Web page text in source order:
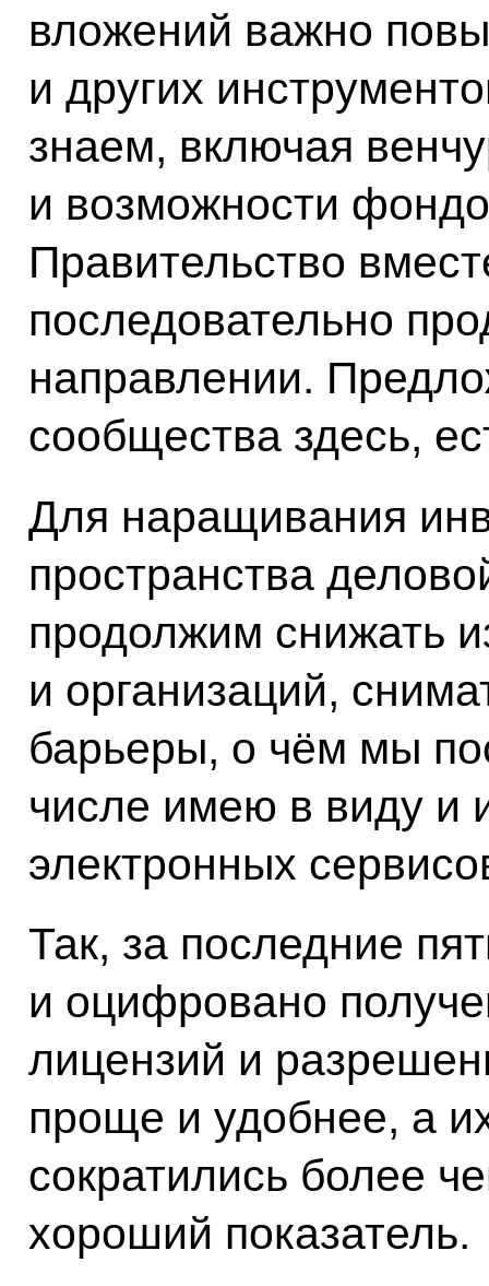
вложений важно
и других
знаем, включая
и возможности
Правительство
последовательно
направлении.
сообщества здесь,
Для наращивания
пространства
продолжим снижать
и организаций,
барьеры, о чём мы
числе имею в виду и
электронных
Так, за последние
и оцифровано
лицензий и
проще и удобнее, а
сократились более
хороший показатель.